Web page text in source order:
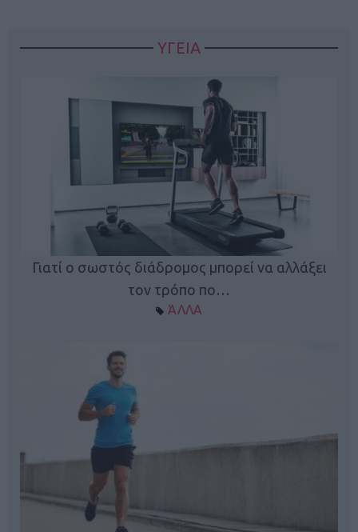
ΥΓΕΙΑ
Γιατί ο σωστός διάδρομος μπορεί να αλλάξει
τον τρόπο πο…
ΆΛΛΑ